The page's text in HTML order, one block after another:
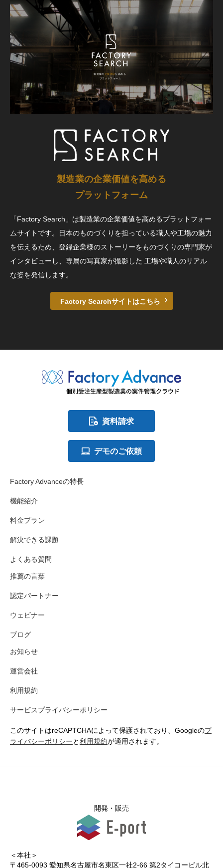
製造業の企業価値を高める
プラットフォーム
「Factory Search」は製造業の企業価値を高めるプラットフォー
ムサイトです。日本のものづくりを担っている職人や工場の魅力
を伝えるため、登録企業様のストーリーをものづくりの専門家が
インタビューし、専属の写真家が撮影した 工場や職人のリアル
な姿を発信します。
Factory Searchサイトはこちら
資料請求
デモのご依頼
Factory Advanceの特長
機能紹介
料金プラン
解決できる課題
よくある質問
推薦の言葉
認定パートナー
ウェビナー
ブログ
お知らせ
運営会社
利用規約
サービスプライバシーポリシー
このサイトはreCAPTCHAによって保護されており、Googleのプ
ライバシーポリシーと利用規約が適用されます。
開発・販売
＜本社＞
〒465-0093 愛知県名古屋市名東区一社2-66 第2タイコービル北